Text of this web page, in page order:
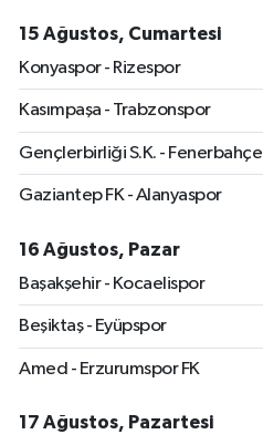
15 Ağustos, Cumartesi
Konyaspor - Rizespor
Kasımpaşa - Trabzonspor
Gençlerbirliği S.K. - Fenerbahçe
Gaziantep FK - Alanyaspor
16 Ağustos, Pazar
Başakşehir - Kocaelispor
Beşiktaş - Eyüpspor
Amed - Erzurumspor FK
17 Ağustos, Pazartesi